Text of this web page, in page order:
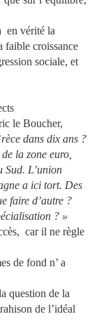
en vérité la
faible croissance
sociale, et
le Boucher,
dans dix ans ?
la zone euro,
Sud. L’union
a ici tort. Des
faire d’autre ?
? »
car il ne règle
de fond n’ a
question de la
de l’idéal